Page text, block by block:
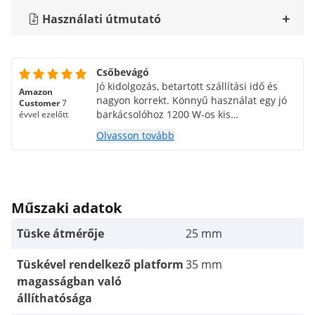
Használati útmutató
Amazon
Customer7
évvel ezelőtt
Csőbevágó
Jó kidolgozás, betartott szállítási idő és
nagyon korrekt. Könnyű használat egy jó
barkácsolóhoz 1200 W-os kis
fordulatszámú fúróval. A két menet
átmérő a bimetál lyukfűrészeknél
Olvasson tovább
Műszaki adatok
Tüske átmérője
25 mm
Tüskével rendelkező platform
magasságban való
állíthatósága
35 mm